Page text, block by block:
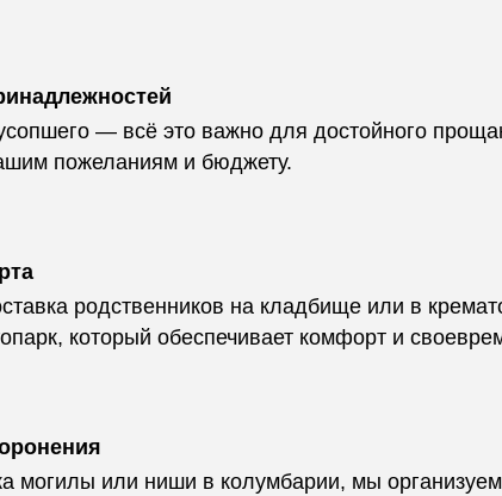
— всё это важно для достойного
пожеланиям и бюджету.
родственников на кладбище или в
который обеспечивает комфорт и
могилы или ниши в колумбарии, мы